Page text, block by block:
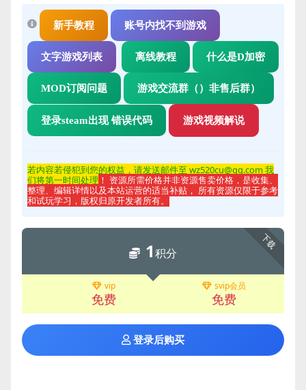
新手教程 账号内找不到游戏
文字游戏列表 离线教程 什么是D加密
MOD订阅问题 游戏交流群（）非售后群）
登录steam出现 错误代码 游戏视频解说
若内容若侵犯到您的权益，请发送邮件至 wz520cu@qq.com 我
们将第一时间处理 ！ 资源所需价格并非资源售卖价格，是收集、
整理、编辑详情以及本站运营的适当补贴， 所有资源仅限于参考
和试玩学习，版权归原开发者所有。
下载
1积分
vip
免费
svip会员
免费
登录后购买